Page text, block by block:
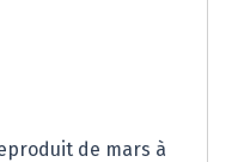
de mars à